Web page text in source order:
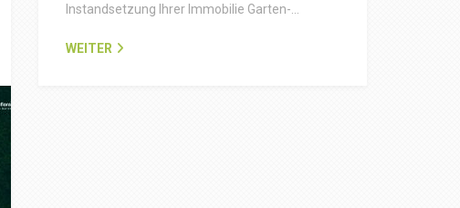
Instandsetzung Ihrer Immobilie Garten-…
WEITER